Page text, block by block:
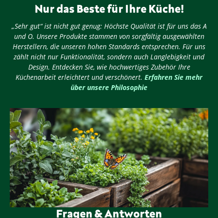
Nur das Beste für Ihre Küche!
„Sehr gut“ ist nicht gut genug: Höchste Qualität ist für uns das A
und O. Unsere Produkte stammen von sorgfältig ausgewählten
Herstellern, die unseren hohen Standards entsprechen. Für uns
zählt nicht nur Funktionalität, sondern auch Langlebigkeit und
Design. Entdecken Sie, wie hochwertiges Zubehör Ihre
Küchenarbeit erleichtert und verschönert. Erfahren Sie mehr
über unsere Philosophie
Fragen & Antworten